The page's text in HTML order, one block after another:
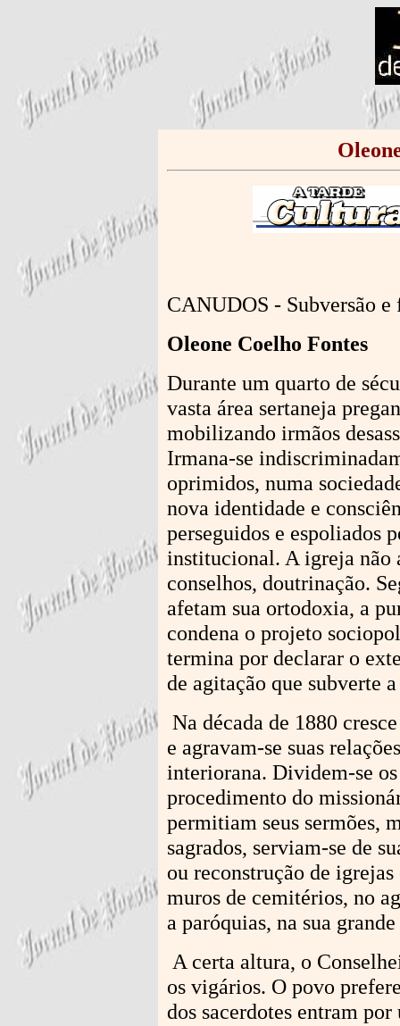
CANUDOS - Subversão
Oleone Coelho Fontes
Durante um quarto de
vasta área sertaneja
mobilizando irmãos
Irmana-se
oprimidos, numa
nova identidade e
perseguidos e espoliados
institucional. A igreja não
conselhos, doutrinação.
afetam sua ortodoxia, a
condena o projeto
termina por declarar o
de agitação que subverte
Na década de 1880
e agravam-se suas
interiorana. Dividem-se
procedimento do
permitiam seus sermões,
sagrados, serviam-se de
ou reconstrução de
muros de cemitérios, no
a paróquias, na sua
A certa altura, o
os vigários. O povo
dos sacerdotes entram